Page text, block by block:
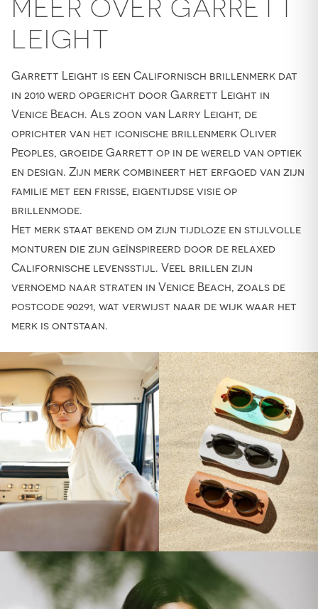
MEER OVER GARRETT
LEIGHT
Garrett Leight is een Californisch brillenmerk dat
in 2010 werd opgericht door Garrett Leight in
Venice Beach. Als zoon van Larry Leight, de
oprichter van het iconische brillenmerk Oliver
Peoples, groeide Garrett op in de wereld van optiek
en design. Zijn merk combineert het erfgoed van zijn
familie met een frisse, eigentijdse visie op
brillenmode.
Het merk staat bekend om zijn tijdloze en stijlvolle
monturen die zijn geïnspireerd door de relaxed
Californische levensstijl. Veel brillen zijn
vernoemd naar straten in Venice Beach, zoals de
postcode 90291, wat verwijst naar de wijk waar het
merk is ontstaan.